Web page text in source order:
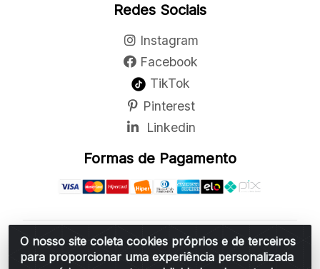
O nosso site coleta cookies próprios e de terceiros
para proporcionar uma experiência personalizada
Redes Sociais
Instagram
Facebook
TikTok
Pinterest
Linkedin
Formas de Pagamento
Belchior Cortinas e Acessórios LTDA - R: Rua
Vereador Sérgio Leopoldino Alves, 876 - Santa